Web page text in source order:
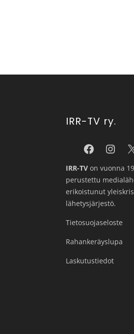
IRR-TV ry.
IRR-TV on vuonna
perustettu
erikoistunut
lähetysjärjestö.
Tietosuojaseloste
Rahankeräyslupa
Laskutustiedot